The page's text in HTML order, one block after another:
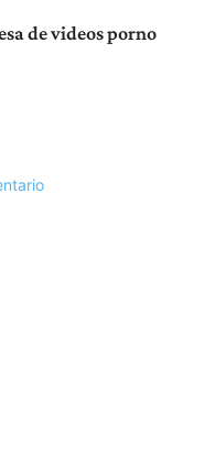
de videos porno